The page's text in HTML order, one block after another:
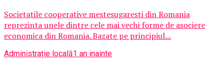
Societatile cooperative mestesugaresti din Romania
reprezinta unele dintre cele mai vechi forme de asociere
economica din Romania. Bazate pe principiul...
Administrație locală1 an inainte